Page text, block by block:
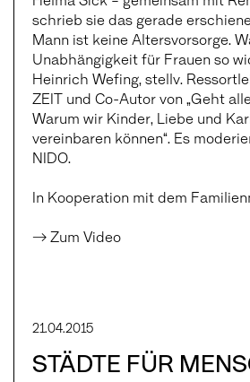
schrieb sie das gerade
Mann ist keine Altersvorsorge.
Unabhängigkeit für Frauen so
Heinrich Wefing, stellv.
ZEIT und Co-Autor von „Geht
Warum wir Kinder, Liebe und
vereinbaren können“. Es
NIDO.
In Kooperation mit dem
→ Zum Video
21.04.2015
STÄDTE FÜR